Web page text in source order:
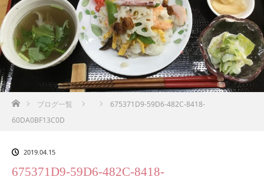
ホームブログ一覧
675371D9-59D6-482C-8418-
60DA0BF13C0D
2019.04.15
675371D9-59D6-482C-8418-